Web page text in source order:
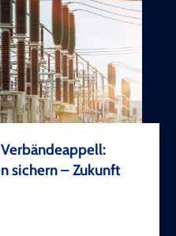
sichern – Zukunft